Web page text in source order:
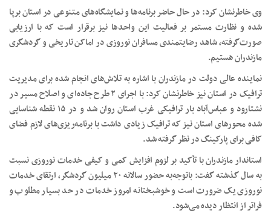
وی خاطرنشان کرد: در حال حاضر برنامه‌ها و نمایشگاه‌های متنوعی در استان برپا
شده و نظارت مستمر بر فعالیت‌ این واحدها نیز برقرار است که با ارزیابی
صورت‌گرفته، شاهد رضایتمندی مسافران نوروزی در اماکن تاریخی و گردشگری
مازندران هستیم.
نماینده عالی دولت در مازندران با اشاره به تلاش‌های انجام شده برای مدیریت
ترافیک در استان نیز خاطرنشان کرد: با اجرای ۲ طرح جاده‌ای و اصلاح مسیر در
نشتارود و عباس‌آباد بار ترافیکی غرب استان روان شد و در ۱۵ نقطه شناسایی
شده محورهای استان نیز که ترافیک زیادی داشت با برنامه‌ریزی‌های لازم فضای
کافی برای پارکینگ در نظر گرفته شد.
استاندار مازندران با تأکید بر لزوم افزایش کمی و کیفی خدمات نوروزی نسبت
به سال گذشته گفت: باتوجه‌به حضور سالانه ۲۰ میلیون گردشگر، ارتقای خدمات
نوروزی یک ضرورت است و خوشبختانه امروز خدمات در حد بسیار مطلوب و
فراتر از انتظار دیده می‌شود.